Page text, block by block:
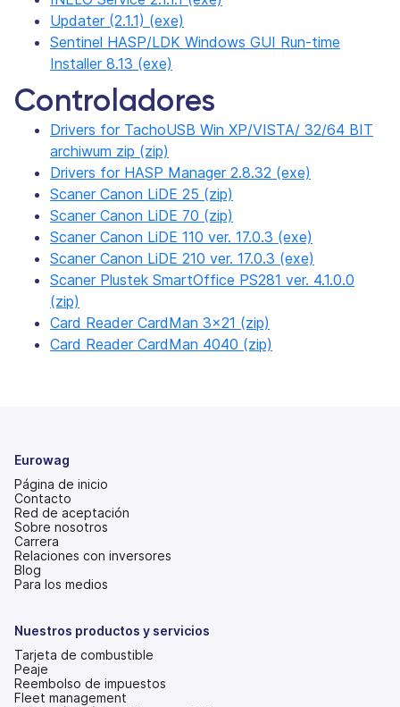
Updater (2.1.1) (exe)
Sentinel HASP/LDK Windows GUI Run-time
Installer 8.13 (exe)
Controladores
Drivers for TachoUSB Win XP/VISTA/ 32/64 BIT
archiwum zip (zip)
Drivers for HASP Manager 2.8.32 (exe)
Scaner Canon LiDE 25 (zip)
Scaner Canon LiDE 70 (zip)
Scaner Canon LiDE 110 ver. 17.0.3 (exe)
Scaner Canon LiDE 210 ver. 17.0.3 (exe)
Scaner Plustek SmartOffice PS281 ver. 4.1.0.0
(zip)
Card Reader CardMan 3×21 (zip)
Card Reader CardMan 4040 (zip)
Eurowag
Página de inicio
Contacto
Red de aceptación
Sobre nosotros
Carrera
Relaciones con inversores
(se
abre
pestaña
Blog
Para los medios
Nuestros productos y servicios
Tarjeta de combustible
Peaje
Reembolso de impuestos
Fleet management